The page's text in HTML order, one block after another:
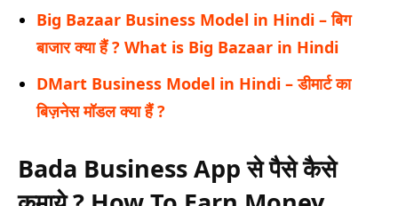
Big Bazaar Business Model in Hindi – बिग
बाजार क्या हैं ? What is Big Bazaar in Hindi
DMart Business Model in Hindi – डीमार्ट का
बिज़नेस मॉडल क्या हैं ?
Bada Business Appसे पैसे कैसे